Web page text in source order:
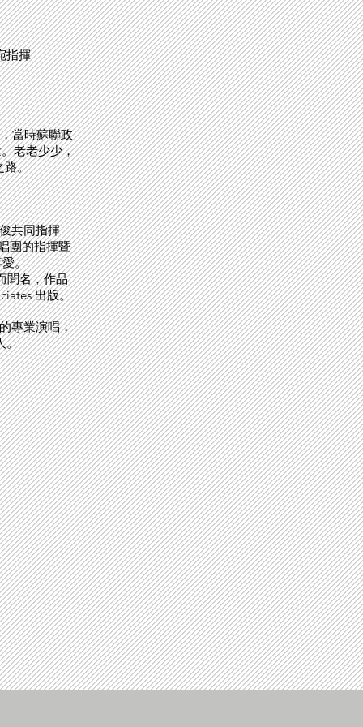
指揮
當時蘇聯政
老老少少，
路。
共同指揮
團的指揮暨
。
聞名，作品
出版。
專業演唱，
。